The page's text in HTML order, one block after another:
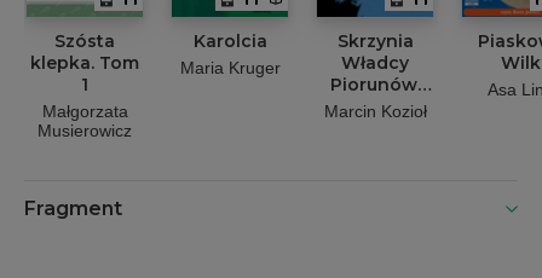
Szósta
klepka. Tom
1
Małgorzata
Musierowicz
Karolcia
Maria Kruger
Skrzynia
Władcy
Piorunów.
Detektywi na
Marcin Kozioł
Wilk
Asa
Fragment